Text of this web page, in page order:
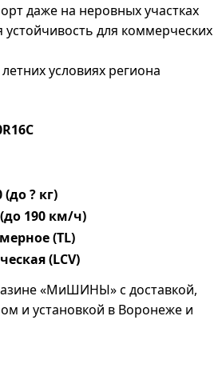
даже на неровных участках
для коммерческих
условиях региона
(до ? кг)
190 км/ч)
(TL)
(LCV)
«МиШИНЫ» с доставкой,
и установкой в Воронеже и